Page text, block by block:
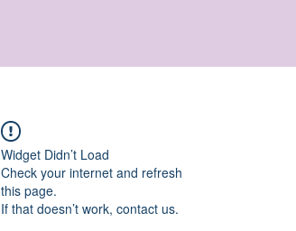
Widget Didn’t Load
Check your internet and refresh
this page.
If that doesn’t work, contact us.